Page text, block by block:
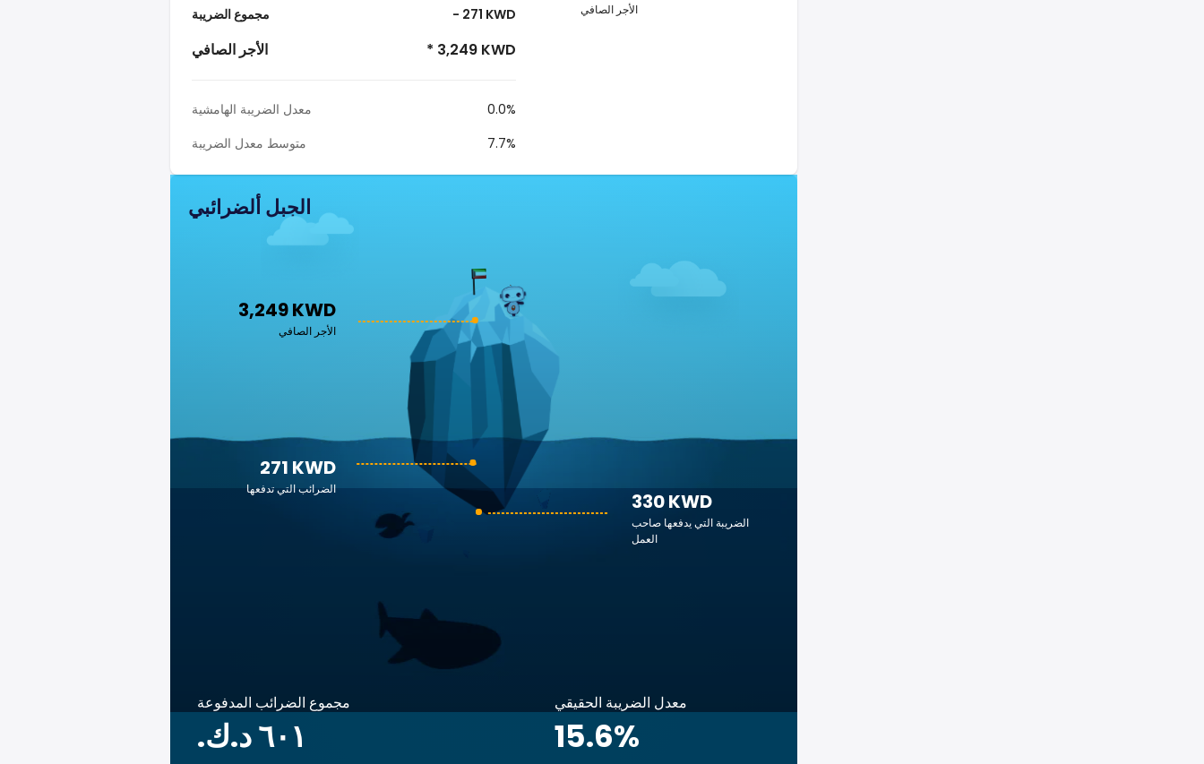
مجموع الضريبة - 271 KWD
الأجر الصافي * 3,249 KWD
معدل الضريبة الهامشية
0.0%
متوسط معدل الضريبة
7.7%
الأجر الصافي
الجبل ألضرائبي
3,249 KWD
الأجر الصافي
330 KWD
الضريبة التي يدفعها صاحب
العمل
271 KWD
الضرائب التي تدفعها
مجموع الضرائب المدفوعة معدل الضريبة الحقيقي
15.6%